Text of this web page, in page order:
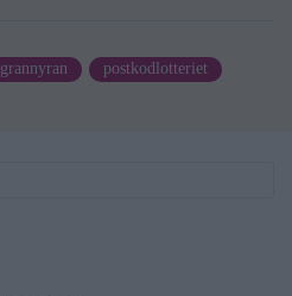
grannyran
postkodlotteriet